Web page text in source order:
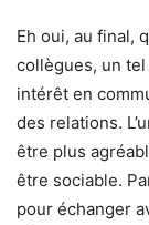
Eh oui, au final,
collègues, un
intérêt en
des relations.
être plus
être sociable.
pour échanger